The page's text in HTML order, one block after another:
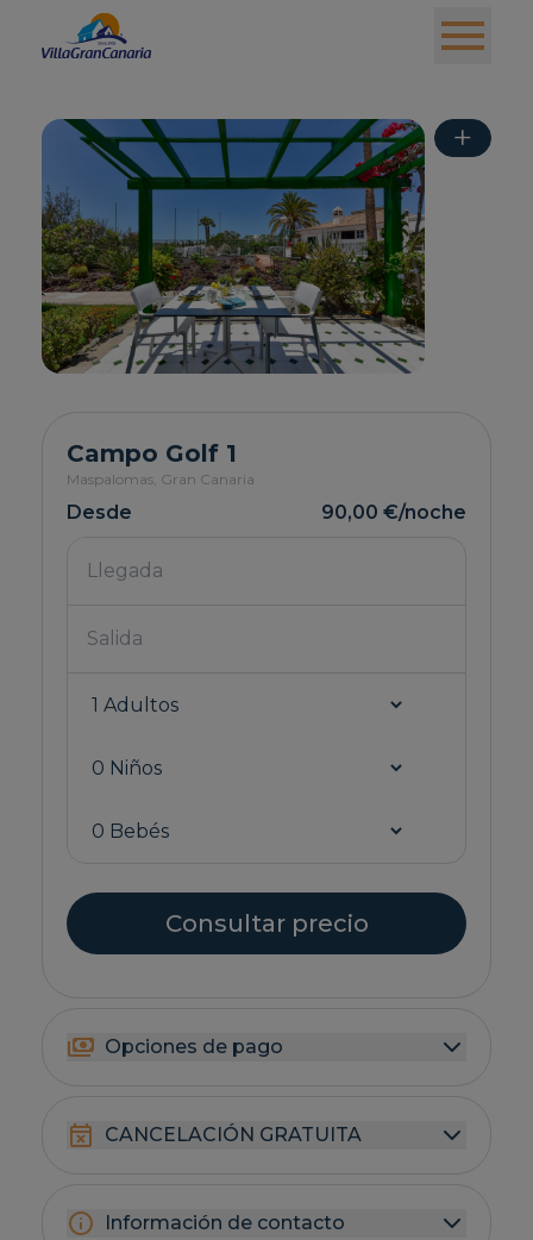
+
Campo Golf 1
Maspalomas, Gran Canaria
Desde 90,00 €/noche
Consultar precio
Opciones de pago
CANCELACIÓN GRATUITA
Información de contacto